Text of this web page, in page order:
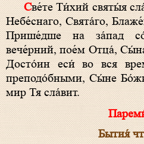
Све́те Ти́хий святы́я сла́вы Безсме́ртнаго Отца́
Небе́снаго, Свята́го,
Прише́дше на за́пад
вече́рний, пое́м Отца́,
Досто́ин еси́ во вся
преподо́бными, Сы́не
мир Тя сла́вит.
Бытия́